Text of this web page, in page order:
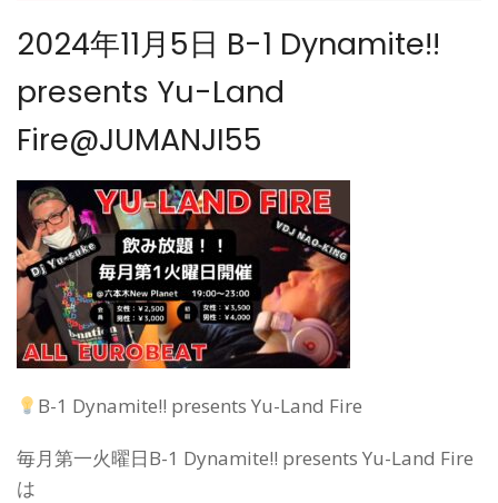
2024年11月5日 B-1 Dynamite!!
presents Yu-Land
Fire@JUMANJI55
B-1 Dynamite!! presents Yu-Land Fire
毎月第一火曜日B-1 Dynamite!! presents Yu-Land Fire
は